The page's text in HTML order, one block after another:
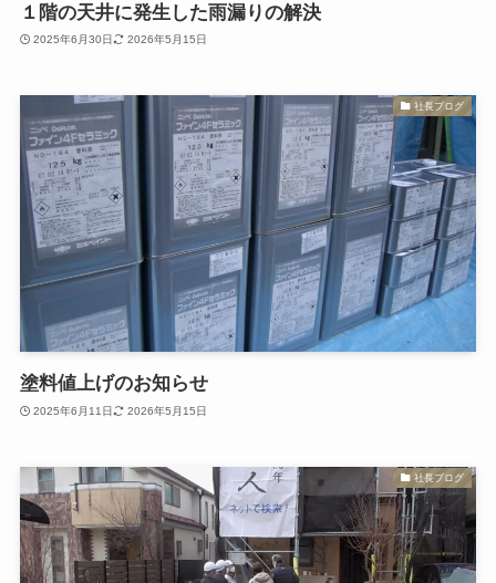
１階の天井に発生した雨漏りの解決
2025年6月30日 2026年5月15日
社長ブログ
塗料値上げのお知らせ
2025年6月11日 2026年5月15日
社長ブログ